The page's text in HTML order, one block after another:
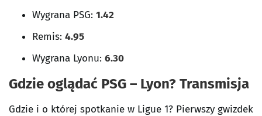
Wygrana PSG: 1.42
Remis: 4.95
Wygrana Lyonu: 6.30
Gdzie oglądać PSG – Lyon? Transmisja
Gdzie i o której spotkanie w Ligue 1? Pierwszy gwizdek